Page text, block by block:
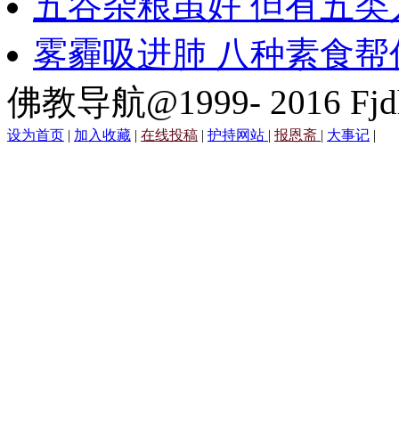
雾霾吸进肺 八种素食帮
佛教导航@1999- 2016
设为首页 | 加入收藏 | 在线投稿 | 护持网站 | 报恩斋 | 大事记 |